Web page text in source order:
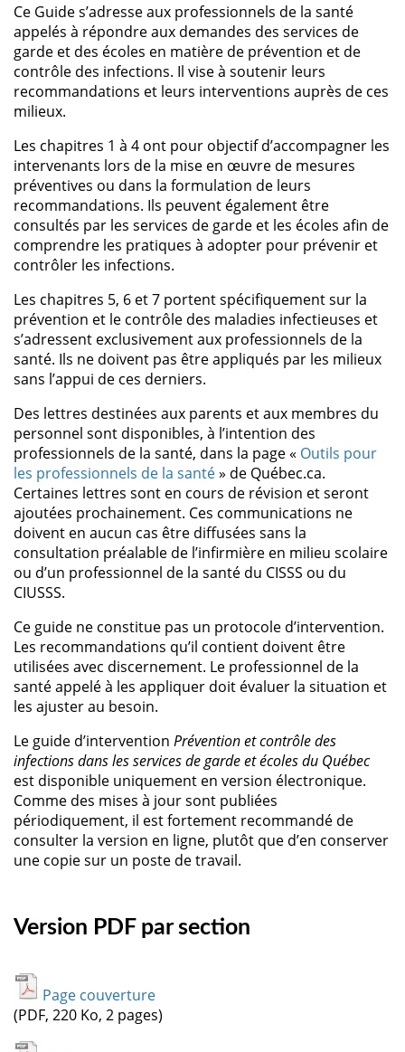
Ce Guide s’adresse aux professionnels de la santé
appelés à répondre aux demandes des services de
garde et des écoles en matière de prévention et de
contrôle des infections. Il vise à soutenir leurs
recommandations et leurs interventions auprès de ces
milieux.
Les chapitres 1 à 4 ont pour objectif d’accompagner les
intervenants lors de la mise en œuvre de mesures
préventives ou dans la formulation de leurs
recommandations. Ils peuvent également être
consultés par les services de garde et les écoles afin de
comprendre les pratiques à adopter pour prévenir et
contrôler les infections.
Les chapitres 5, 6 et 7 portent spécifiquement sur la
prévention et le contrôle des maladies infectieuses et
s’adressent exclusivement aux professionnels de la
santé. Ils ne doivent pas être appliqués par les milieux
sans l’appui de ces derniers.
Des lettres destinées aux parents et aux membres du
personnel sont disponibles, à l’intention des
professionnels de la santé, dans la page « Outils pour
les professionnels de la santé» de Québec.ca.
Certaines lettres sont en cours de révision et seront
ajoutées prochainement. Ces communications ne
doivent en aucun cas être diffusées sans la
consultation préalable de l’infirmière en milieu scolaire
ou d’un professionnel de la santé du CISSS ou du
CIUSSS.
Ce guide ne constitue pas un protocole d’intervention.
Les recommandations qu’il contient doivent être
utilisées avec discernement. Le professionnel de la
santé appelé à les appliquer doit évaluer la situation et
les ajuster au besoin.
Le guide d’intervention Prévention et contrôle des
infections dans les services de garde et écoles du Québec
est disponible uniquement en version électronique.
Comme des mises à jour sont publiées
périodiquement, il est fortement recommandé de
consulter la version en ligne, plutôt que d’en conserver
une copie sur un poste de travail.
Version PDF par section
Page couverture
(PDF, 220 Ko, 2 pages)